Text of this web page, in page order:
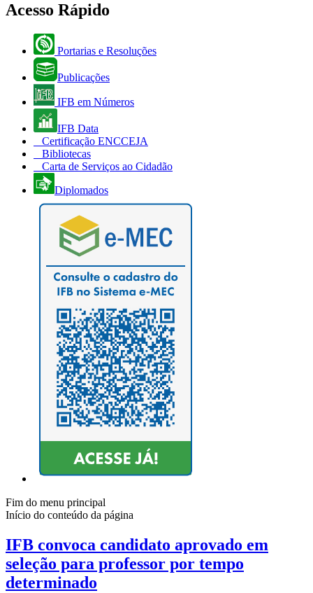
Acesso Rápido
Portarias e Resoluções
Publicações
IFB em Números
IFB Data
Certificação ENCCEJA
Bibliotecas
Carta de Serviços ao Cidadão
Diplomados
Fim do menu principal
Início do conteúdo da página
IFB convoca candidato aprovado em
seleção para professor por tempo
determinado